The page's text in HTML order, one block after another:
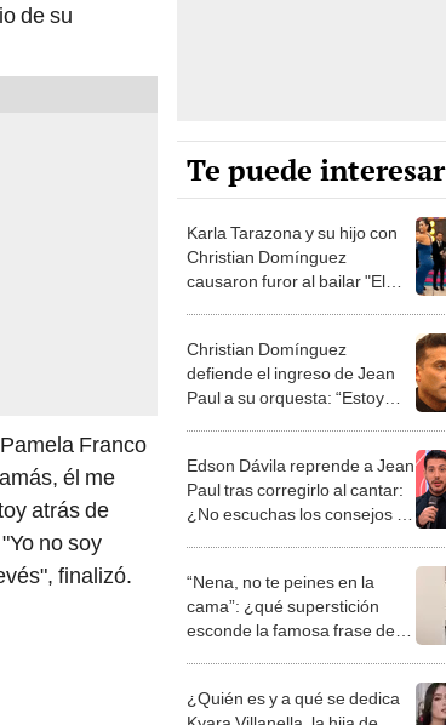
de su
Franco
él me
atrás de
no soy
finalizó.
Te puede interesar
Karla Tarazona y su hijo con
Christian Domínguez
causaron furor al bailar "El
Christian Domínguez
defiende el ingreso de Jean
Paul a su orquesta: “Estoy
Edson Dávila reprende a Jean
Paul tras corregirlo al cantar:
¿No escuchas los consejos de
“Nena, no te peines en la
cama”: ¿qué superstición
esconde la famosa frase de
¿Quién es y a qué se dedica